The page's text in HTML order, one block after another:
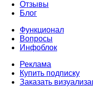
Отзывы
Блог
Функционал
Вопросы
Инфоблок
Реклама
Купить подписку
Заказать